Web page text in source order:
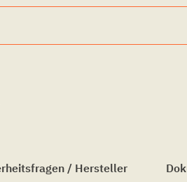
/ Hersteller